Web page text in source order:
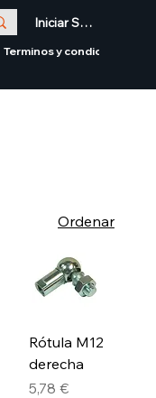
Iniciar Sesión
Terminos y condiciones
Ordenar
Rótula M12
derecha
Precio
5,78 €